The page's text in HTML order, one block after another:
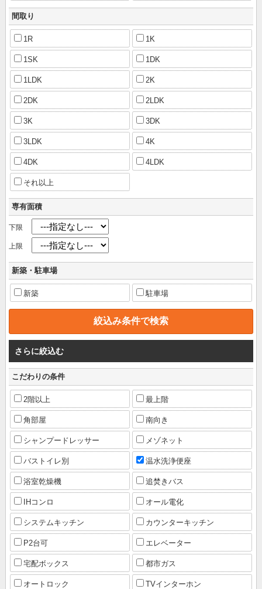
間取り
1R 1K
1SK 1DK
1LDK 2K
2DK 2LDK
3K 3DK
3LDK 4K
4DK 4LDK
それ以上
専有面積
下限
上限
新築・駐車場
新築 駐車場
さらに絞込む
こだわりの条件
2階以上 最上階
角部屋 南向き
シャンプードレッサー メゾネット
バストイレ別 温水洗浄便座
浴室乾燥機 追焚きバス
IHコンロ オール電化
システムキッチン カウンターキッチン
P2台可 エレベーター
宅配ボックス 都市ガス
オートロック TVインターホン